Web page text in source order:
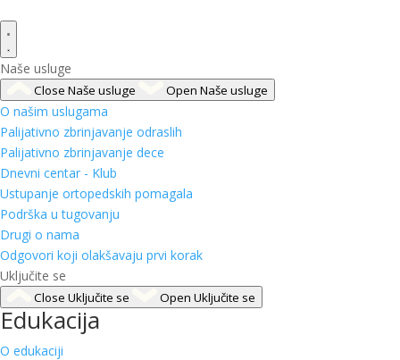
Naše usluge
Close Naše usluge Open Naše usluge
O našim uslugama
Palijativno zbrinjavanje odraslih
Palijativno zbrinjavanje dece
Dnevni centar - Klub
Ustupanje ortopedskih pomagala
Podrška u tugovanju
Drugi o nama
Odgovori koji olakšavaju prvi korak
Uključite se
Close Uključite se Open Uključite se
Edukacija
O edukaciji